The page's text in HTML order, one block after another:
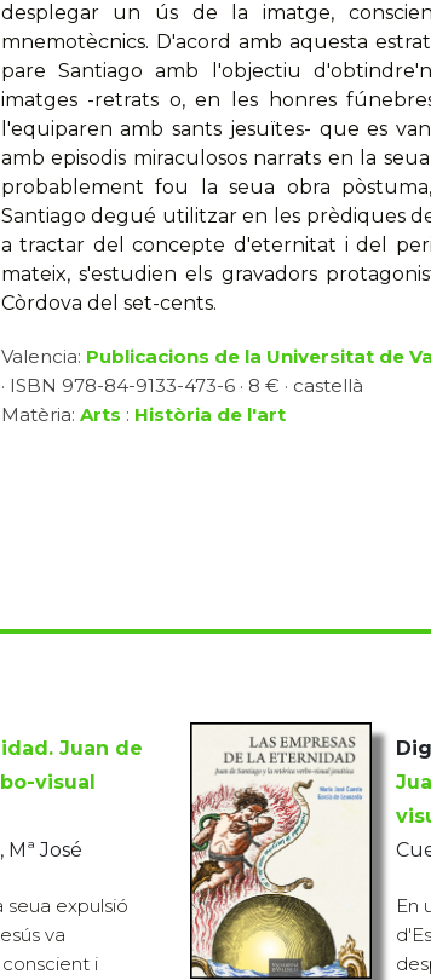
desplegar un ús de la imatge,
mnemotècnics. D'acord amb aquesta
pare Santiago amb l'objectiu
imatges -retrats o, en les honres
l'equiparen amb sants jesuïtes- que es
amb episodis miraculosos narrats en la
probablement fou la seua obra
Santiago degué utilitzar en les prèdiques
a tractar del concepte d'eternitat i del
mateix, s'estudien els gravadors
Còrdova del set-cents.
Valencia: Publicacions de la Universitat de
· ISBN 978-84-9133-473-6 · 8 € · castellà
Matèria: Arts : Història de l'art
Juan de
visual
José
seua expulsió
va
i
En